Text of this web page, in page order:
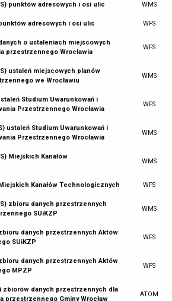
punktów adresowych i osi ulic WMS
adresowych i osi ulic WFS
o ustaleniach miejscowych
przestrzennego Wrocławia
WFS
ustaleń miejscowych planów
we Wrocławiu
WMS
Studium Uwarunkowań i
Przestrzennego Wrocławia
WFS
ustaleń Studium Uwarunkowań i
Przestrzennego Wrocławia
WMS
Miejskich Kanałów
WMS
Kanałów Technologicznych WFS
zbioru danych przestrzennych
SUiKZP
WMS
danych przestrzennych Aktów
SUiKZP
WFS
danych przestrzennych Aktów
MPZP
WFS
zbiorów danych przestrzennych dla
przestrzennego Gminy Wrocław
ATOM